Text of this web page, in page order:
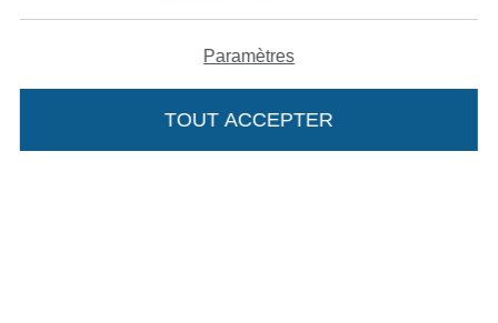
Deutsch
Nederlands
Passer à la boutique
Paramètres
TOUT ACCEPTER